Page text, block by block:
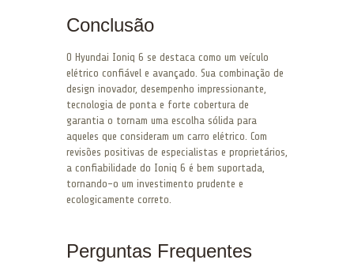
Conclusão
O Hyundai Ioniq 6 se destaca como um veículo
elétrico confiável e avançado. Sua combinação de
design inovador, desempenho impressionante,
tecnologia de ponta e forte cobertura de
garantia o tornam uma escolha sólida para
aqueles que consideram um carro elétrico. Com
revisões positivas de especialistas e proprietários,
a confiabilidade do Ioniq 6 é bem suportada,
tornando-o um investimento prudente e
ecologicamente correto.
Perguntas Frequentes